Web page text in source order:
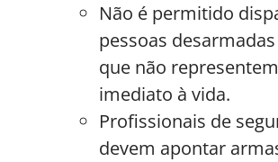
Não é permitido
pessoas
que não
imediato à vida.
Profissionais de
devem apontar